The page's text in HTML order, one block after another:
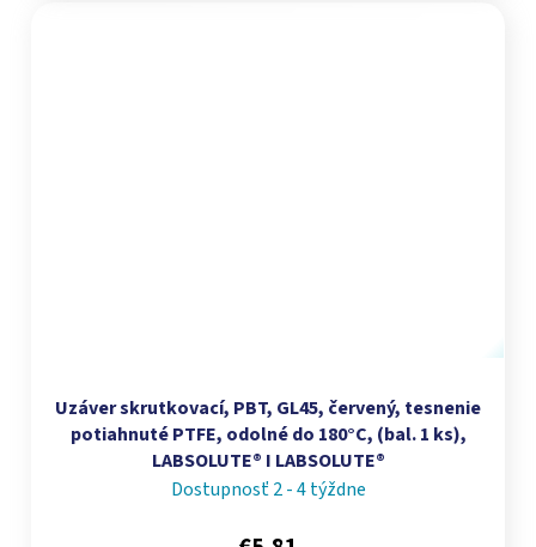
Uzáver skrutkovací, PBT, GL45, červený, tesnenie
potiahnuté PTFE, odolné do 180°C, (bal. 1 ks),
LABSOLUTE® I LABSOLUTE®
Dostupnosť 2 - 4 týždne